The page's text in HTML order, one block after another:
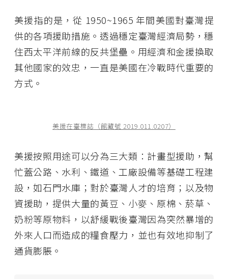
美援指的是，從 1950~1965 年間美國對臺灣提
供的各項援助措施。透過穩定臺灣經濟局勢，穩
住西太平洋前線的反共堡壘。用經濟和金援換取
其他國家的效忠，一直是美國在冷戰時代重要的
方式。
美援在臺標誌（館藏號 2019.011.0207）
美援按照用途可以分為三大類：計畫型援助，幫
忙蓋公路、水利、鐵道、工廠設備等基礎工程建
設，如石門水庫；對於臺灣人才的培育；以及物
資援助，提供大量的黃豆、小麥、原棉、菸草、
奶粉等原物料，以舒緩戰後臺灣因為突然暴增的
外來人口而造成的糧食壓力，並也有效地抑制了
通貨膨脹。